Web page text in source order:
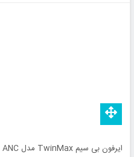
ایرفون بی سیم TwinMax مدل MA-21 ANC - سفید - MMX